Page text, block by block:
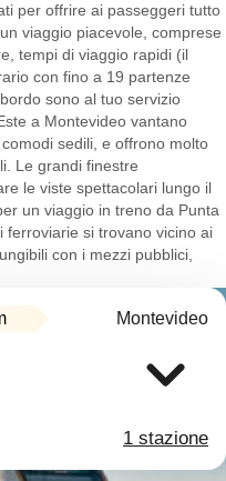
per offrire ai passeggeri tutto
viaggio piacevole, comprese
tempi di viaggio rapidi (il
con fino a 19 partenze
sono al tuo servizio
a Montevideo vantano
sedili, e offrono molto
Le grandi finestre
le viste spettacolari lungo il
un viaggio in treno da Punta
ferroviarie si trovano vicino ai
con i mezzi pubblici,
Montevideo
1 stazione